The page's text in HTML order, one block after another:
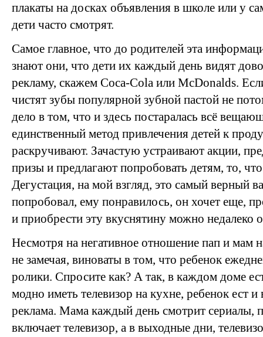
плакаты на досках объявления в школе или у
дети часто смотрят.
Самое главное, что до родителей эта
знают они, что дети их каждый день видят
рекламу, скажем Coca-Cola или McDonalds.
чистят зубы популярной зубной пастой не
дело в том, что и здесь постаралась всё
единственный метод привлечения детей к
раскручивают. Зачастую устраивают акции,
призы и предлагают попробовать детям, то,
Дегустация, на мой взгляд, это самый верный
попробовал, ему понравилось, он хочет еще,
и приобрести эту вкуснятину можно недалеко
Несмотря на негативное отношение пап и мам
не замечая, виноваты в том, что ребенок
ролики. Спросите как? А так, в каждом доме
модно иметь телевизор на кухне, ребенок ест и
реклама. Мама каждый день смотрит сериалы,
включает телевизор, а в выходные дни,